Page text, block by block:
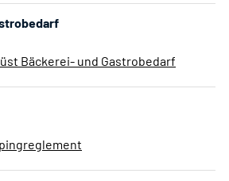
Bäckerei- und Gastrobedarf